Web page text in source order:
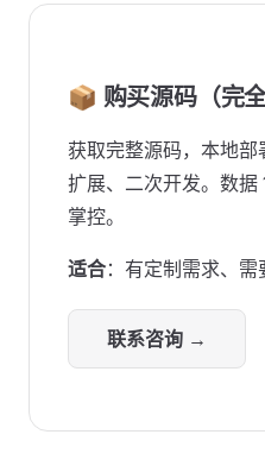
📦 购买源码（完全
获取完整源码，本地部
扩展、二次开发。数
掌控。
适合：有定制需求、
联系咨询 →